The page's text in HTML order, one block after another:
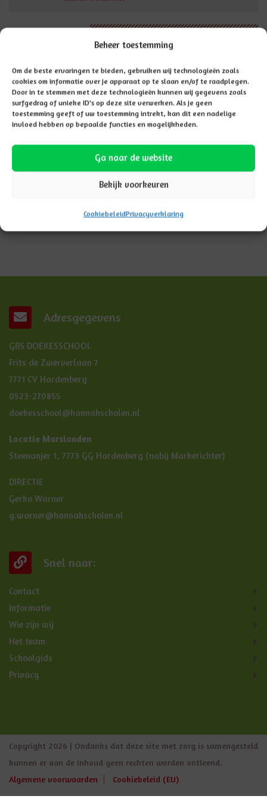
Beheer toestemming
Om de beste ervaringen te bieden, gebruiken wij technologieën zoals
cookies om informatie over je apparaat op te slaan en/of te raadplegen.
Door in te stemmen met deze technologieën kunnen wij gegevens zoals
surfgedrag of unieke ID's op deze site verwerken. Als je geen
toestemming geeft of uw toestemming intrekt, kan dit een nadelige
invloed hebben op bepaalde functies en mogelijkheden.
Ga naar de website
Bekijk voorkeuren
CookiebeleidPrivacyverklaring
Adresgegevens
GBS DOEKESSCHOOL
Frits de Zwerverlaan 7
7771 CV Hardenberg
0523-270855
doekesschool@hannahscholen.nl
Locatie Marslanden
Steenanjer 1, 7773 GG Hardenberg (nabij Markerichter)
DIRECTIE
Gerko Warner
g.warner@hannahscholen.nl
Snel naar:
Contact
Informatie
Wie zijn wij
Het team
Schoolgids
Privacy
Copyright 2026 | Ondanks dat deze site met zorg is samengesteld
kunnen er aan de inhoud geen rechten worden ontleend.
Algemene voorwaarden
Cookiebeleid (EU)